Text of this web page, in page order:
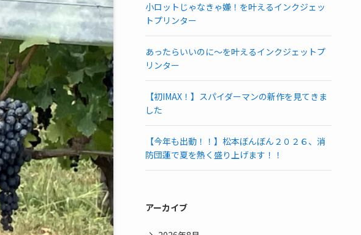
小ロットじゃなきゃ嫌！を叶えるインクジェッ
トプリンター
あったらいいのに～を叶えるインクジェットプ
リンター
【初IMAX！】スパイダーマンの新作を見てきま
した
【今年も出動！！】松本ぼんぼん２０２６、消
防団蓮で夏を熱く盛り上げます！！
アーカイブ